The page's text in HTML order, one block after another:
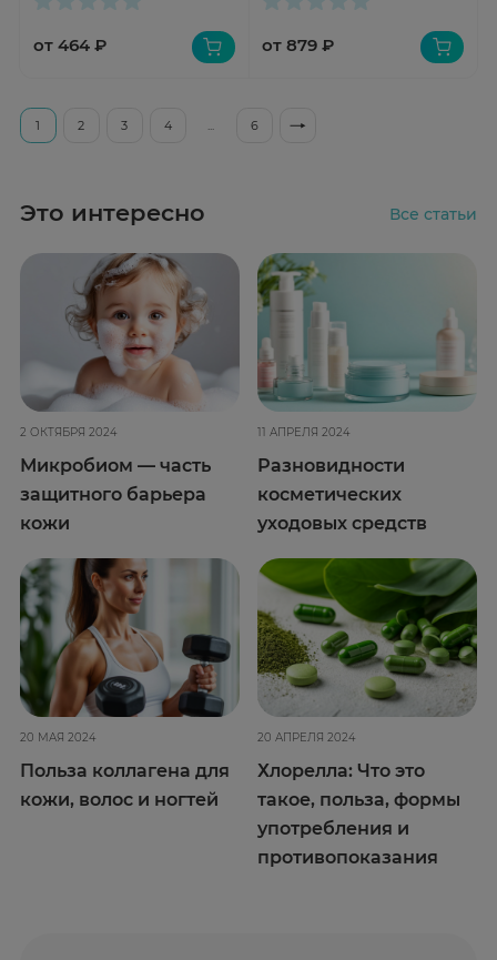
от 464 ₽ от 879 ₽
1 2 3 4 ... 6
Это интересно Все статьи
2 ОКТЯБРЯ 2024
Микробиом — часть
защитного барьера
кожи
11 АПРЕЛЯ 2024
Разновидности
косметических
уходовых средств
20 МАЯ 2024
Польза коллагена для
кожи, волос и ногтей
20 АПРЕЛЯ 2024
Хлорелла: Что это
такое, польза, формы
употребления и
противопоказания